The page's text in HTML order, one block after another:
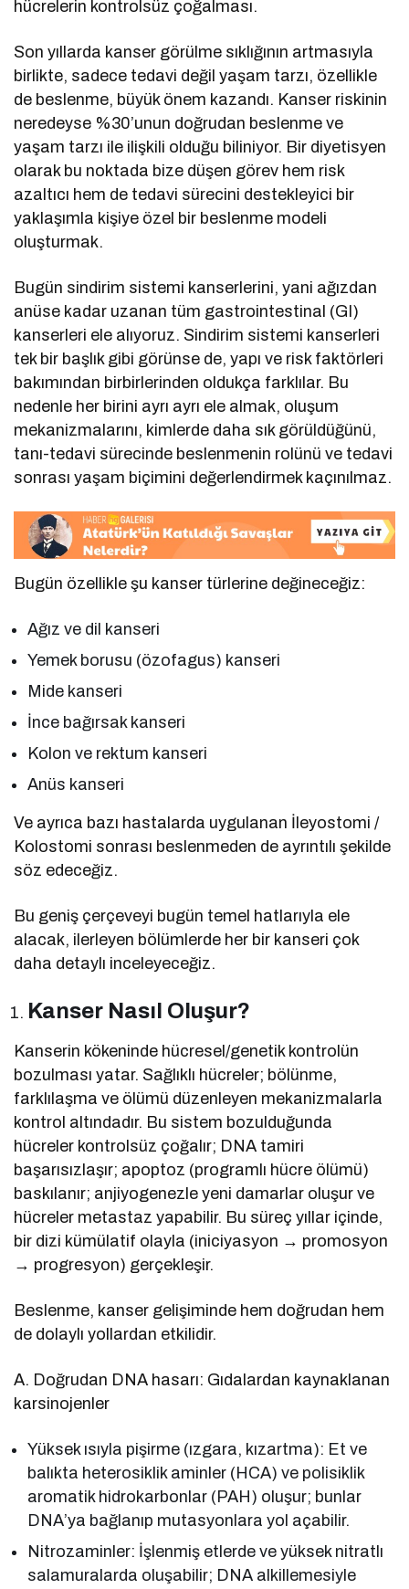
hücrelerin kontrolsüz çoğalması.
Son yıllarda kanser görülme sıklığının artmasıyla
birlikte, sadece tedavi değil yaşam tarzı, özellikle
de beslenme, büyük önem kazandı. Kanser riskinin
neredeyse %30’unun doğrudan beslenme ve
yaşam tarzı ile ilişkili olduğu biliniyor. Bir diyetisyen
olarak bu noktada bize düşen görev hem risk
azaltıcı hem de tedavi sürecini destekleyici bir
yaklaşımla kişiye özel bir beslenme modeli
oluşturmak.
Bugün sindirim sistemi kanserlerini, yani ağızdan
anüse kadar uzanan tüm gastrointestinal (GI)
kanserleri ele alıyoruz. Sindirim sistemi kanserleri
tek bir başlık gibi görünse de, yapı ve risk faktörleri
bakımından birbirlerinden oldukça farklılar. Bu
nedenle her birini ayrı ayrı ele almak, oluşum
mekanizmalarını, kimlerde daha sık görüldüğünü,
tanı-tedavi sürecinde beslenmenin rolünü ve tedavi
sonrası yaşam biçimini değerlendirmek kaçınılmaz.
Bugün özellikle şu kanser türlerine değineceğiz:
Ağız ve dil kanseri
Yemek borusu (özofagus) kanseri
Mide kanseri
İnce bağırsak kanseri
Kolon ve rektum kanseri
Anüs kanseri
Ve ayrıca bazı hastalarda uygulanan İleyostomi /
Kolostomi sonrası beslenmeden de ayrıntılı şekilde
söz edeceğiz.
Bu geniş çerçeveyi bugün temel hatlarıyla ele
alacak, ilerleyen bölümlerde her bir kanseri çok
daha detaylı inceleyeceğiz.
Kanser Nasıl Oluşur?
Kanserin kökeninde hücresel/genetik kontrolün
bozulması yatar. Sağlıklı hücreler; bölünme,
farklılaşma ve ölümü düzenleyen mekanizmalarla
kontrol altındadır. Bu sistem bozulduğunda
hücreler kontrolsüz çoğalır; DNA tamiri
başarısızlaşır; apoptoz (programlı hücre ölümü)
baskılanır; anjiyogenezle yeni damarlar oluşur ve
hücreler metastaz yapabilir. Bu süreç yıllar içinde,
bir dizi kümülatif olayla (iniciyasyon → promosyon
→ progresyon) gerçekleşir.
Beslenme, kanser gelişiminde hem doğrudan hem
de dolaylı yollardan etkilidir.
A. Doğrudan DNA hasarı: Gıdalardan kaynaklanan
karsinojenler
Yüksek ısıyla pişirme (ızgara, kızartma): Et ve
balıkta heterosiklik aminler (HCA) ve polisiklik
aromatik hidrokarbonlar (PAH) oluşur; bunlar
DNA’ya bağlanıp mutasyonlara yol açabilir.
Nitrozaminler: İşlenmiş etlerde ve yüksek nitratlı
salamuralarda oluşabilir; DNA alkillemesiyle